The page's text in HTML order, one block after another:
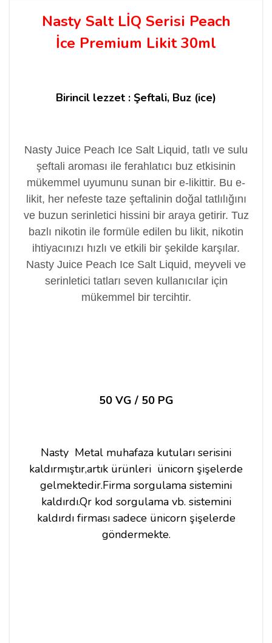
Nasty Salt LİQ Serisi Peach
İce Premium Likit 30ml
Birincil lezzet : Şeftali, Buz (ice)
Nasty Juice Peach Ice Salt Liquid, tatlı ve sulu
şeftali aroması ile ferahlatıcı buz etkisinin
mükemmel uyumunu sunan bir e-likittir. Bu e-
likit, her nefeste taze şeftalinin doğal tatlılığını
ve buzun serinletici hissini bir araya getirir. Tuz
bazlı nikotin ile formüle edilen bu likit, nikotin
ihtiyacınızı hızlı ve etkili bir şekilde karşılar.
Nasty Juice Peach Ice Salt Liquid, meyveli ve
serinletici tatları seven kullanıcılar için
mükemmel bir tercihtir.
50 VG / 50 PG
Nasty Metal muhafaza kutuları serisini
kaldırmıştır,artık ürünleri ünicorn şişelerde
gelmektedir.Firma sorgulama sistemini
kaldırdı.Qr kod sorgulama vb. sistemini
kaldırdı firması sadece ünicorn şişelerde
göndermekte.